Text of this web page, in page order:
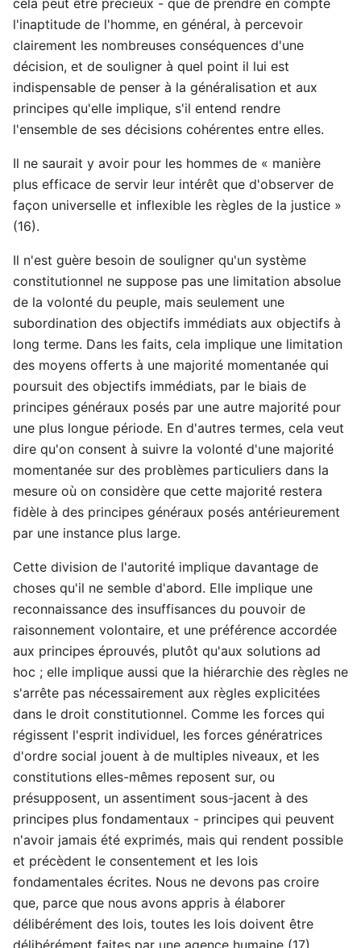
l'inaptitude de l'homme, en général, à percevoir
clairement les nombreuses conséquences d'une
décision, et de souligner à quel point il lui est
indispensable de penser à la généralisation et aux
principes qu'elle implique, s'il entend rendre
l'ensemble de ses décisions cohérentes entre elles.
Il ne saurait y avoir pour les hommes de « manière
plus efficace de servir leur intérêt que d'observer de
façon universelle et inflexible les règles de la justice »
(16).
Il n'est guère besoin de souligner qu'un système
constitutionnel ne suppose pas une limitation absolue
de la volonté du peuple, mais seulement une
subordination des objectifs immédiats aux objectifs à
long terme. Dans les faits, cela implique une limitation
des moyens offerts à une majorité momentanée qui
poursuit des objectifs immédiats, par le biais de
principes généraux posés par une autre majorité pour
une plus longue période. En d'autres termes, cela veut
dire qu'on consent à suivre la volonté d'une majorité
momentanée sur des problèmes particuliers dans la
mesure où on considère que cette majorité restera
fidèle à des principes généraux posés antérieurement
par une instance plus large.
Cette division de l'autorité implique davantage de
choses qu'il ne semble d'abord. Elle implique une
reconnaissance des insuffisances du pouvoir de
raisonnement volontaire, et une préférence accordée
aux principes éprouvés, plutôt qu'aux solutions ad
hoc ; elle implique aussi que la hiérarchie des règles ne
s'arrête pas nécessairement aux règles explicitées
dans le droit constitutionnel. Comme les forces qui
régissent l'esprit individuel, les forces génératrices
d'ordre social jouent à de multiples niveaux, et les
constitutions elles-mêmes reposent sur, ou
présupposent, un assentiment sous-jacent à des
principes plus fondamentaux - principes qui peuvent
n'avoir jamais été exprimés, mais qui rendent possible
et précèdent le consentement et les lois
fondamentales écrites. Nous ne devons pas croire
que, parce que nous avons appris à élaborer
délibérément des lois, toutes les lois doivent être
délibérément faites par une agence humaine (17).